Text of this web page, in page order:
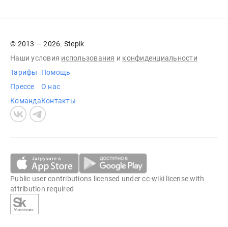
© 2013 — 2026. Stepik
Наши условия использования и конфиденциальности
Тарифы
Прессе
Команда
Помощь
О нас
Контакты
Public user contributions licensed undercc-wiki license with
attribution required